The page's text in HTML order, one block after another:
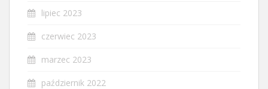
lipiec 2023
czerwiec 2023
marzec 2023
październik 2022